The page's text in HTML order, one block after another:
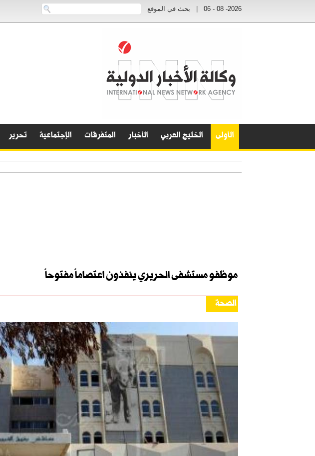
2026- 08 - 06 بحث في الموقع
الأولى الخليج العربي الأخبار المتفرقات الإجتماعية تحرير
موظفو مستشفى الحريري ينفذون اعتصاماً مفتوحاً
الصحة